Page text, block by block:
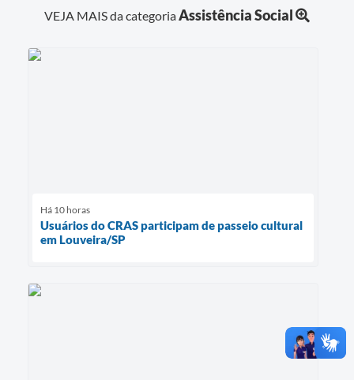
VEJA MAIS da categoriaAssistência Social
Há 10 horas
Usuários do CRAS participam de passeio cultural
em Louveira/SP